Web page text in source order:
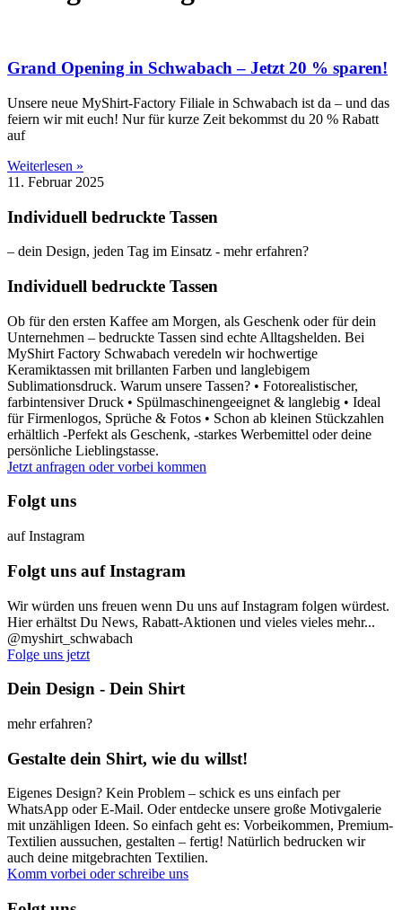
Grand Opening in Schwabach – Jetzt 20 % sparen!
Unsere neue MyShirt-Factory Filiale in Schwabach ist da – und das
feiern wir mit euch! Nur für kurze Zeit bekommst du 20 % Rabatt
auf
Weiterlesen »
11. Februar 2025
Individuell bedruckte Tassen
– dein Design, jeden Tag im Einsatz - mehr erfahren?
Individuell bedruckte Tassen
Ob für den ersten Kaffee am Morgen, als Geschenk oder für dein
Unternehmen – bedruckte Tassen sind echte Alltagshelden. Bei
MyShirt Factory Schwabach veredeln wir hochwertige
Keramiktassen mit brillanten Farben und langlebigem
Sublimationsdruck. Warum unsere Tassen? • Fotorealistischer,
farbintensiver Druck • Spülmaschinengeeignet & langlebig • Ideal
für Firmenlogos, Sprüche & Fotos • Schon ab kleinen Stückzahlen
erhältlich -Perfekt als Geschenk, -starkes Werbemittel oder deine
persönliche Lieblingstasse.
Jetzt anfragen oder vorbei kommen
Folgt uns
auf Instagram
Folgt uns auf Instagram
Wir würden uns freuen wenn Du uns auf Instagram folgen würdest.
Hier erhältst Du News, Rabatt-Aktionen und vieles vieles mehr...
@myshirt_schwabach
Folge uns jetzt
Dein Design - Dein Shirt
mehr erfahren?
Gestalte dein Shirt, wie du willst!
Eigenes Design? Kein Problem – schick es uns einfach per
WhatsApp oder E-Mail. Oder entdecke unsere große Motivgalerie
mit unzähligen Ideen. So einfach geht es: Vorbeikommen, Premium-
Textilien aussuchen, gestalten – fertig! Natürlich bedrucken wir
auch deine mitgebrachten Textilien.
Komm vorbei oder schreibe uns